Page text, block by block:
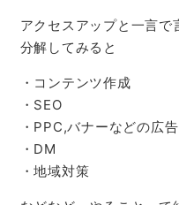
アクセスアップと一言で
分解してみると
・コンテンツ作成
・SEO
・PPC,バナーなどの広告
・DM
・地域対策